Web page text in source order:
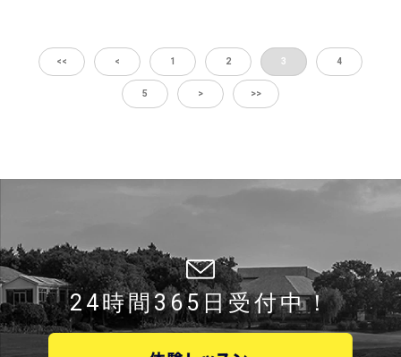
<< < 1 2 3 4
5 > >>
24時間365日受付中！